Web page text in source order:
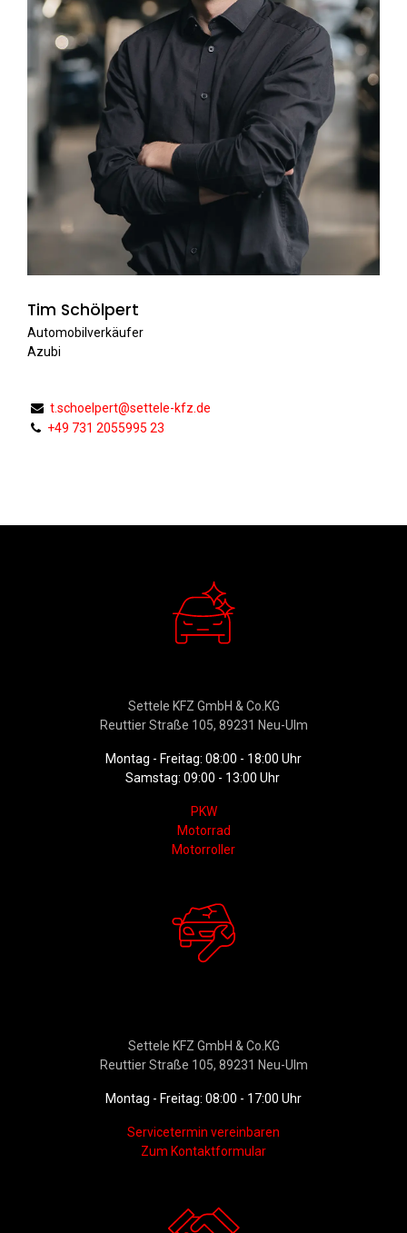
Tim Schölpert
Automobilverkäufer
Azubi
t.schoelpert@settele-kfz.de
+49 731 2055995 23
Settele KFZ GmbH & Co.KG
Reuttier Straße 105, 89231 Neu-Ulm
Montag - Freitag: 08:00 - 18:00 Uhr
Samstag: 09:00 - 13:00 Uhr
PKW
Motorrad
Motorroller
Settele KFZ GmbH & Co.KG
Reuttier Straße 105, 89231 Neu-Ulm
Montag - Freitag: 08:00 - 17:00 Uhr
Servicetermin vereinbaren
Zum Kontaktformular